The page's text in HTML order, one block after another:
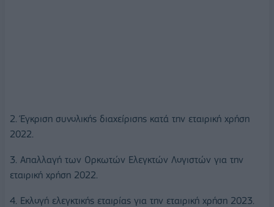
2. Έγκριση συνολικής διαχείρισης κατά την εταιρική χρήση
2022.
3. Απαλλαγή των Ορκωτών Ελεγκτών Λογιστών για την
εταιρική χρήση 2022.
4. Εκλογή ελεγκτικής εταιρίας για την εταιρική χρήση 2023.